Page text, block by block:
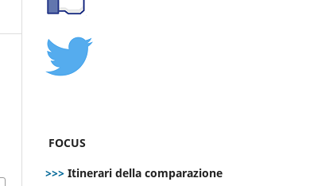
FOCUS
>>> Itinerari della comparazione